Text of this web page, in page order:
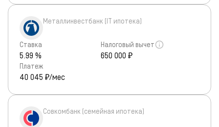
Металлинвестбанк (IT ипотека)
Ставка
5.99 %
Налоговый вычет
650 000 ₽
Платеж
40 045 ₽/мес
Совкомбанк (семейная ипотека)